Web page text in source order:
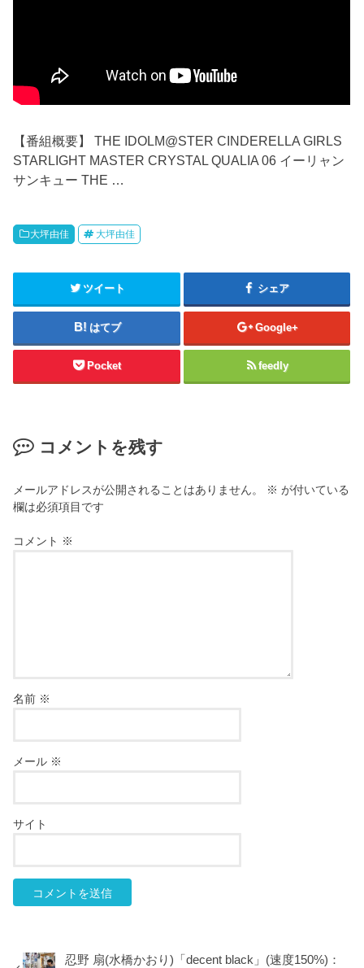
【番組概要】 THE IDOLM@STER CINDERELLA GIRLS
STARLIGHT MASTER CRYSTAL QUALIA 06 イーリャン
サンキュー THE …
大坪由佳 大坪由佳
ツイート シェア
はてブ Google+
Pocket feedly
コメントを残す
メールアドレスが公開されることはありません。 ※ が付いている
欄は必須項目です
コメント ※
名前 ※
メール ※
サイト
忍野 扇(水橋かおり)「decent black」(速度150%)：